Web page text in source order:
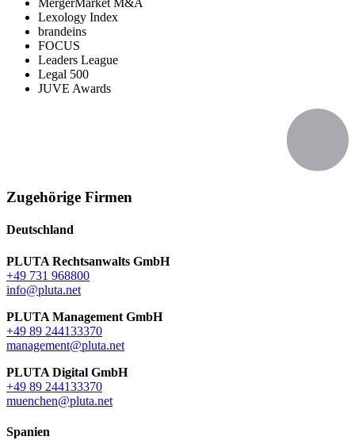
MergerMarket M&A
Lexology Index
brandeins
FOCUS
Leaders League
Legal 500
JUVE Awards
Zugehörige Firmen
Deutschland
PLUTA Rechtsanwalts GmbH
+49 731 968800
info@pluta.net
PLUTA Management GmbH
+49 89 244133370
management@pluta.net
PLUTA Digital GmbH
+49 89 244133370
muenchen@pluta.net
Spanien